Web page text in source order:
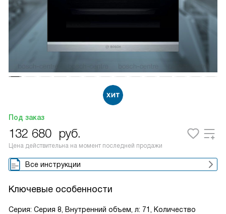
Под заказ
132 680 руб.
Цена действительна на момент последней продажи
Все инструкции
Ключевые особенности
Серия: Серия 8, Внутренний объем, л: 71, Количество